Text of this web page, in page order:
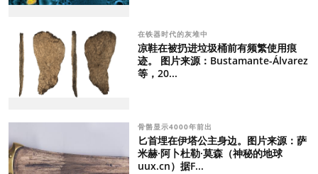
在铁器时代的灰堆中
凉鞋在被扔进垃圾桶前有频繁使用痕
迹。 图片来源：Bustamante-Álvarez
等，20...
骨骼显示4000年前出
匕首埋在伊塔公主身边。图片来源：萨
米赫·阿卜杜勒·莫森（神秘的地球
uux.cn）据F...